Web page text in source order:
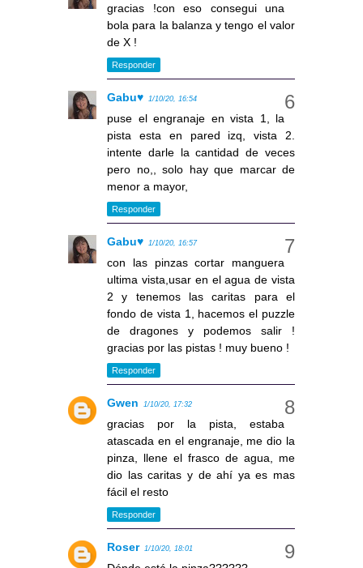
gracias !con eso consegui una
bola para la balanza y tengo el valor
de X !
Responder
Gabu♥ 1/10/20, 16:54
puse el engranaje en vista 1, la
pista esta en pared izq, vista 2.
intente darle la cantidad de veces
pero no,, solo hay que marcar de
menor a mayor,
Responder
Gabu♥ 1/10/20, 16:57
con las pinzas cortar manguera
ultima vista,usar en el agua de vista
2 y tenemos las caritas para el
fondo de vista 1, hacemos el puzzle
de dragones y podemos salir !
gracias por las pistas ! muy bueno !
Responder
Gwen 1/10/20, 17:32
gracias por la pista, estaba
atascada en el engranaje, me dio la
pinza, llene el frasco de agua, me
dio las caritas y de ahí ya es mas
fácil el resto
Responder
Roser 1/10/20, 18:01